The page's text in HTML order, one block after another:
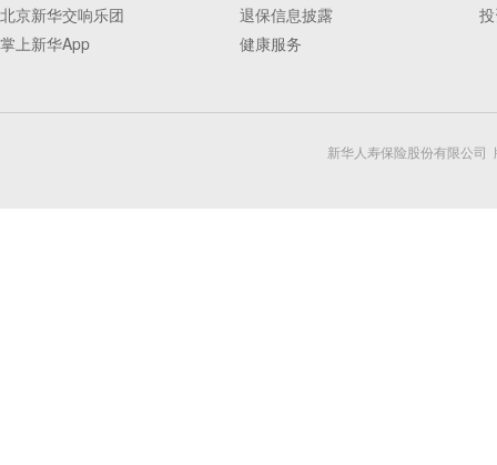
北京新华交响乐团
掌上新华App
退保信息披露
健康服务
新华人寿保险股份有限公